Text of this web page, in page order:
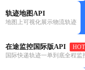
轨迹地图API
地图上可视化展示物流轨迹
在途监控国际版API
HOT
国际快递轨迹一单到底全程监